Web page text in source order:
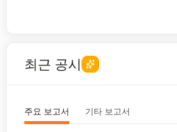
최근 공시
주요 보고서 기타 보고서